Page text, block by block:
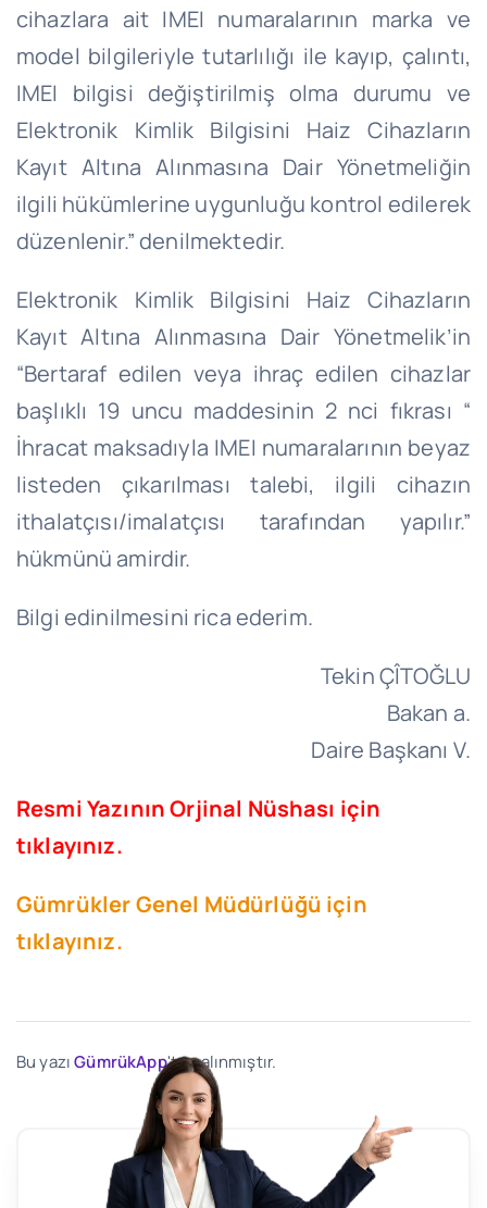
cihazlara ait IMEI numaralarının marka ve
model bilgileriyle tutarlılığı ile kayıp, çalıntı,
IMEI bilgisi değiştirilmiş olma durumu ve
Elektronik Kimlik Bilgisini Haiz Cihazların
Kayıt Altına Alınmasına Dair Yönetmeliğin
ilgili hükümlerine uygunluğu kontrol edilerek
düzenlenir.” denilmektedir.
Elektronik Kimlik Bilgisini Haiz Cihazların
Kayıt Altına Alınmasına Dair Yönetmelik’in
“Bertaraf edilen veya ihraç edilen cihazlar
başlıklı 19 uncu maddesinin 2 nci fıkrası “
İhracat maksadıyla IMEI numaralarının beyaz
listeden çıkarılması talebi, ilgili cihazın
ithalatçısı/imalatçısı tarafından yapılır.”
hükmünü amirdir.
Bilgi edinilmesini rica ederim.
Tekin ÇÎTOĞLU
Bakan a.
Daire Başkanı V.
Resmi Yazının Orjinal Nüshası için
tıklayınız.
Gümrükler Genel Müdürlüğü için
tıklayınız.
Bu yazıGümrükApp'ten alınmıştır.